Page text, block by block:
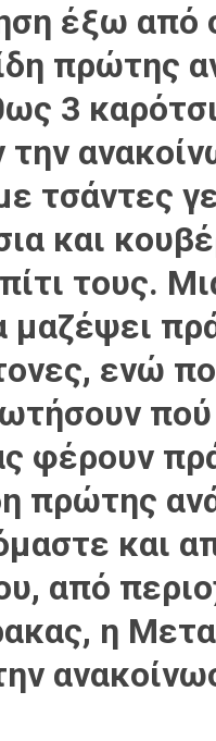
έξω από
πρώτης
3
την
τσάντες
και
τους.
μαζέψει
ενώ
φέρουν
πρώτης
και
από
η